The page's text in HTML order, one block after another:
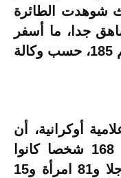
شوهدت الطائرة
جدا، ما أسفر
عن مقتل جميع الركاب وعددهم 185، حسب وكالة
أوكرانية، أن
المعطيات الأولية أكدت وجود 168 شخصا كانوا
على متن الطائرة ،بينهم 70 رجلا و81 امرأة و15